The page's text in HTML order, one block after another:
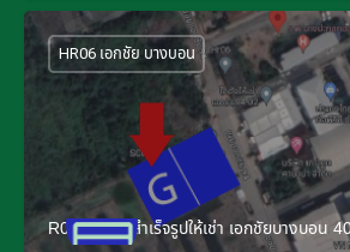
R06G โกดังสำเร็จรูปให้เช่า เอกชัยบางบอน
HR06 เอกชัย บางบอน